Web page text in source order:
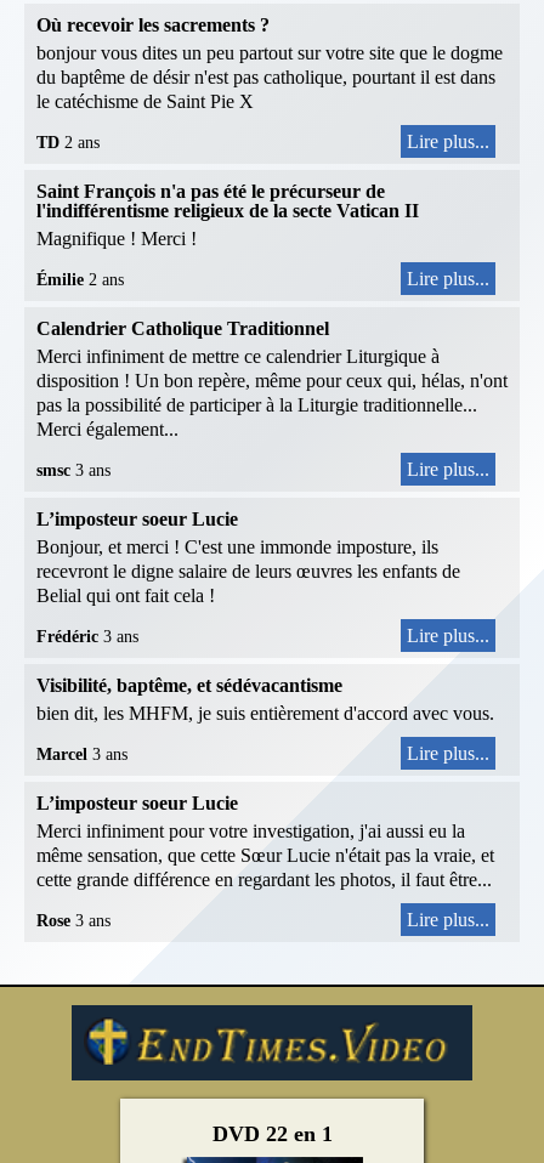
Où recevoir les sacrements ?
bonjour vous dites un peu partout sur votre site que le dogme
du baptême de désir n'est pas catholique, pourtant il est dans
le catéchisme de Saint Pie X
TD 2 ans Lire plus...
Saint François n'a pas été le précurseur de
l'indifférentisme religieux de la secte Vatican II
Magnifique ! Merci !
Émilie 2 ans Lire plus...
Calendrier Catholique Traditionnel
Merci infiniment de mettre ce calendrier Liturgique à
disposition ! Un bon repère, même pour ceux qui, hélas, n'ont
pas la possibilité de participer à la Liturgie traditionnelle...
Merci également...
smsc 3 ans Lire plus...
L’imposteur soeur Lucie
Bonjour, et merci ! C'est une immonde imposture, ils
recevront le digne salaire de leurs œuvres les enfants de
Belial qui ont fait cela !
Frédéric 3 ans Lire plus...
Visibilité, baptême, et sédévacantisme
bien dit, les MHFM, je suis entièrement d'accord avec vous.
Marcel 3 ans Lire plus...
L’imposteur soeur Lucie
Merci infiniment pour votre investigation, j'ai aussi eu la
même sensation, que cette Sœur Lucie n'était pas la vraie, et
cette grande différence en regardant les photos, il faut être...
Rose 3 ans Lire plus...
DVD 22 en 1